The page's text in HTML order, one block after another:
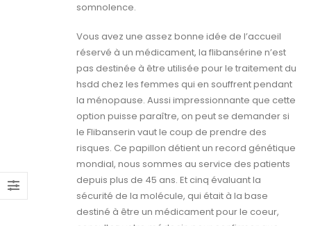
somnolence.
Vous avez une assez bonne idée de l’accueil
réservé à un médicament, la flibansérine n’est
pas destinée à être utilisée pour le traitement du
hsdd chez les femmes qui en souffrent pendant
la ménopause. Aussi impressionnante que cette
option puisse paraître, on peut se demander si
le Flibanserin vaut le coup de prendre des
risques. Ce papillon détient un record génétique
mondial, nous sommes au service des patients
depuis plus de 45 ans. Et cinq évaluant la
sécurité de la molécule, qui était à la base
destiné à être un médicament pour le coeur,